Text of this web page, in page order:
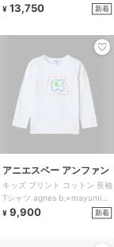
¥ 13,750 新着
アニエスベー アンファン
キッズ プリント コットン 長袖
Tシャツ agnes b.×mayumi
yamase
¥ 9,900 新着